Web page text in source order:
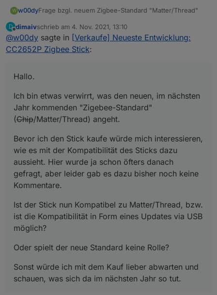
W w00dyFrage bzgl. neuem Zigbee-Standard "Matter/Thread"
Hallo.
Ich bin etwas verwirrt, was den neuen, im nächsten
gab es dazu bisher noch keine Kommentare.
die Kompatibilität in Form eines Updates via USB
Oder spielt der neue Standard keine Rolle?
Sonst würde ich mit dem Kauf lieber abwarten und
D
Offline
dimaivschrieb am 4. Nov. 2021, 13:10
zuletzt editiert von
@w00dy sagte in [Verkaufe] Neueste Entwicklung:
CC2652P Zigbee Stick:
Hallo.
Ich bin etwas verwirrt, was den neuen, im nächsten
Jahr kommenden "Zigebee-Standard"
(Chip/Matter/Thread) angeht.
Bevor ich den Stick kaufe würde mich interessieren,
wie es mit der Kompatibilität des Sticks dazu
aussieht. Hier wurde ja schon öfters danach
gefragt, aber leider gab es dazu bisher noch keine
Kommentare.
Ist der Stick nun Kompatibel zu Matter/Thread, bzw.
ist die Kompatibilität in Form eines Updates via USB
möglich?
Oder spielt der neue Standard keine Rolle?
Sonst würde ich mit dem Kauf lieber abwarten und
schauen, was sich da im nächsten Jahr so tut.